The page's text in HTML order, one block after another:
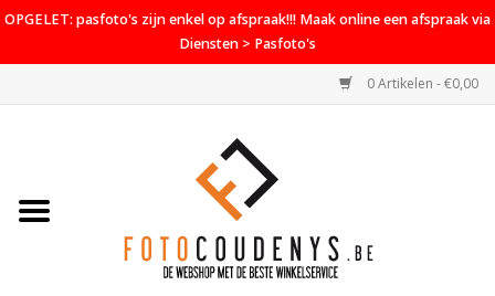
OPGELET: pasfoto's zijn enkel op afspraak!!! Maak online een afspraak via
Diensten > Pasfoto's
0 Artikelen - €0,00
Home